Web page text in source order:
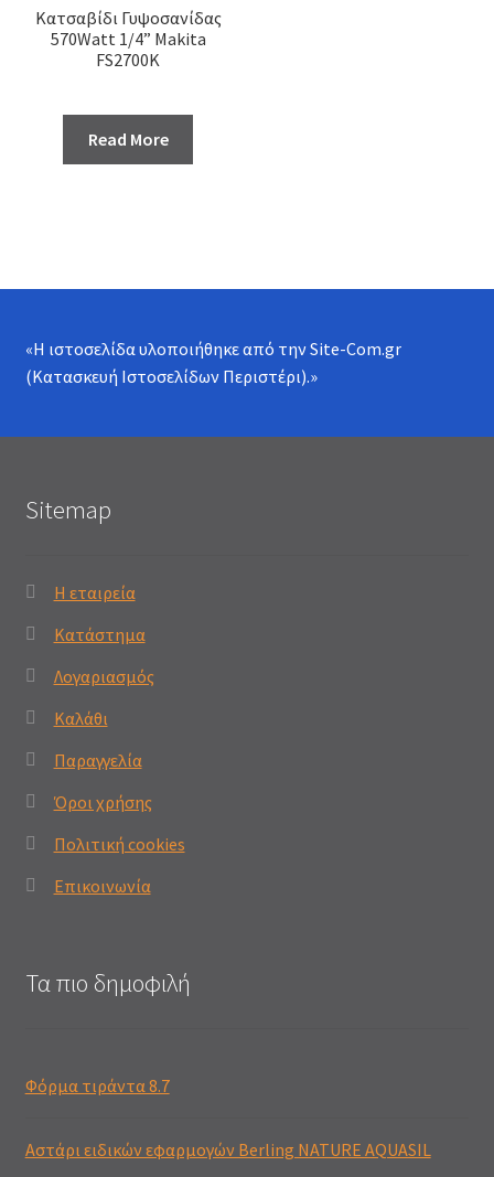
Κατσαβίδι Γυψοσανίδας
570Watt 1/4” Makita
FS2700K
Read More
«Η ιστοσελίδα υλοποιήθηκε από τηνSite-Com.gr
(Κατασκευή Ιστοσελίδων Περιστέρι).»
Sitemap
Η εταιρεία
Κατάστημα
Λογαριασμός
Καλάθι
Παραγγελία
Όροι χρήσης
Πολιτική cookies
Επικοινωνία
Τα πιο δημοφιλή
Φόρμα τιράντα 8.7
Αστάρι ειδικών εφαρμογών Berling NATURE AQUASIL